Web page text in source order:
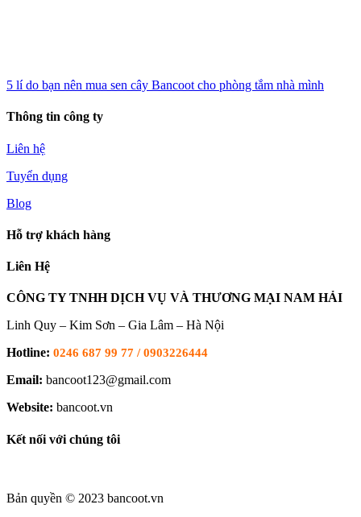
5 lí do bạn nên mua sen cây Bancoot cho phòng tắm nhà mình
Thông tin công ty
Liên hệ
Tuyển dụng
Blog
Hỗ trợ khách hàng
Liên Hệ
CÔNG TY TNHH DỊCH VỤ VÀ THƯƠNG MẠI NAM HẢI
Linh Quy – Kim Sơn – Gia Lâm – Hà Nội
Hotline: 0246 687 99 77 / 0903226444
Email: bancoot123@gmail.com
Website: bancoot.vn
Kết nối với chúng tôi
Bản quyền © 2023 bancoot.vn